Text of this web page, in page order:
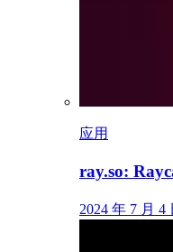
应用
ray.so:
2024 年 7 月 4